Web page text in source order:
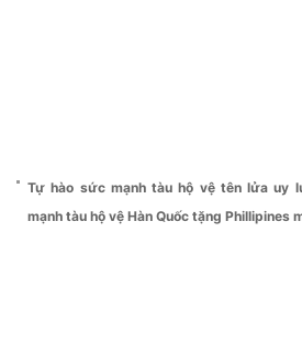
Tự hào sức mạnh tàu hộ vệ tên lửa uy
mạnh tàu hộ vệ Hàn Quốc tặng Phillipines